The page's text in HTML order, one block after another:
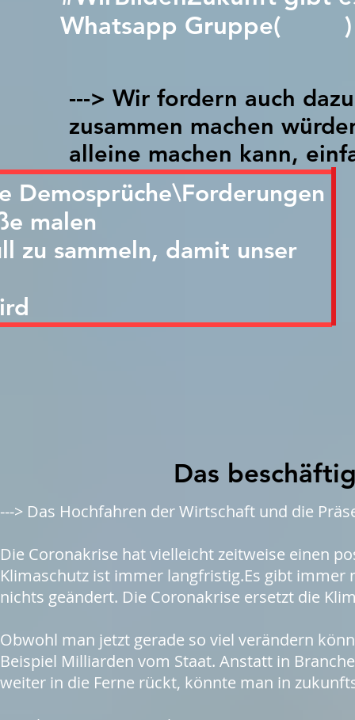
Whatsapp Gruppe( )
---> Wir fordern auch
zusammen machen
alleine machen kann,
Demosprüche\Forderungen
malen
zu sammeln, damit unser
Das
---> Das Hochfahren der Wirtschaft und die
Die Coronakrise hat vielleicht zeitweise einen
Klimaschutz ist immer langfristig.Es gibt
nichts geändert. Die Coronakrise ersetzt die
Obwohl man jetzt gerade so viel verändern
Beispiel Milliarden vom Staat. Anstatt in
weiter in die Ferne rückt, könnte man in